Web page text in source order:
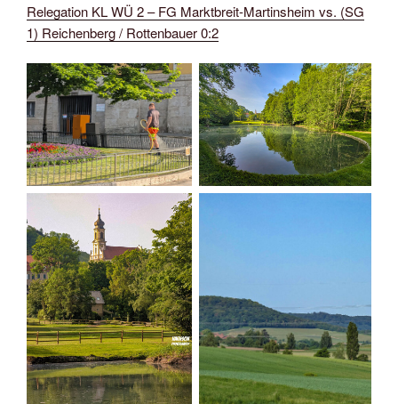
Relegation KL WÜ 2 – FG Marktbreit-Martinsheim vs. (SG
1) Reichenberg / Rottenbauer 0:2